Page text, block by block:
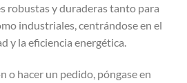
robustas y duraderas tanto para
industriales, centrándose en el
y la eficiencia energética.
o hacer un pedido, póngase en